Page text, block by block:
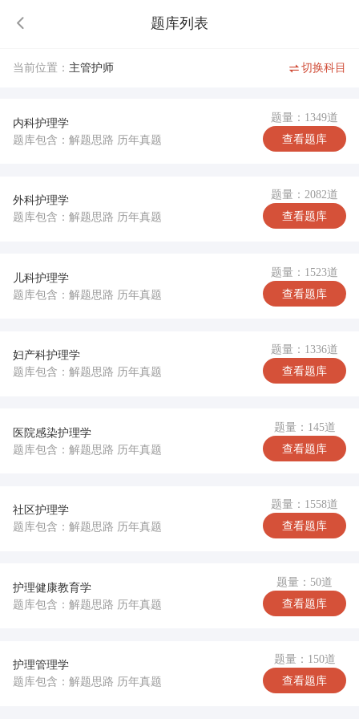
题库列表
当前位置： 主管护师 切换科目
内科护理学
题库包含：解题思路 历年真题
题量：1349道
查看题库
外科护理学
题库包含：解题思路 历年真题
题量：2082道
查看题库
儿科护理学
题库包含：解题思路 历年真题
题量：1523道
查看题库
妇产科护理学
题库包含：解题思路 历年真题
题量：1336道
查看题库
医院感染护理学
题库包含：解题思路 历年真题
题量：145道
查看题库
社区护理学
题库包含：解题思路 历年真题
题量：1558道
查看题库
护理健康教育学
题库包含：解题思路 历年真题
题量：50道
查看题库
护理管理学
题库包含：解题思路 历年真题
题量：150道
查看题库